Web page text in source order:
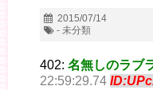
2015/07/14
- 未分類
402: 名無しのラブ
22:59:29.74